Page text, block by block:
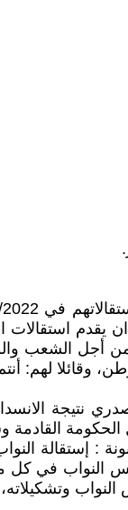
يقدم استقالات
من أجل الشعب
وقائلا لهم:
القادمة
: إستقالة